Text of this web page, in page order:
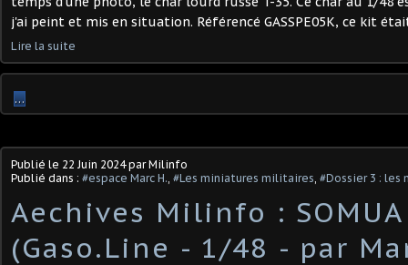
j'ai peint et mis en situation. Référencé GASSPE05K, ce kit
Lire la suite
…
Publié le 22 Juin 2024par Milinfo
Publié dans : #espace Marc H., #Les miniatures militaires, #Dossier 3 : les
Aechives Milinfo : SOMUA
(Gaso.Line - 1/48 - par